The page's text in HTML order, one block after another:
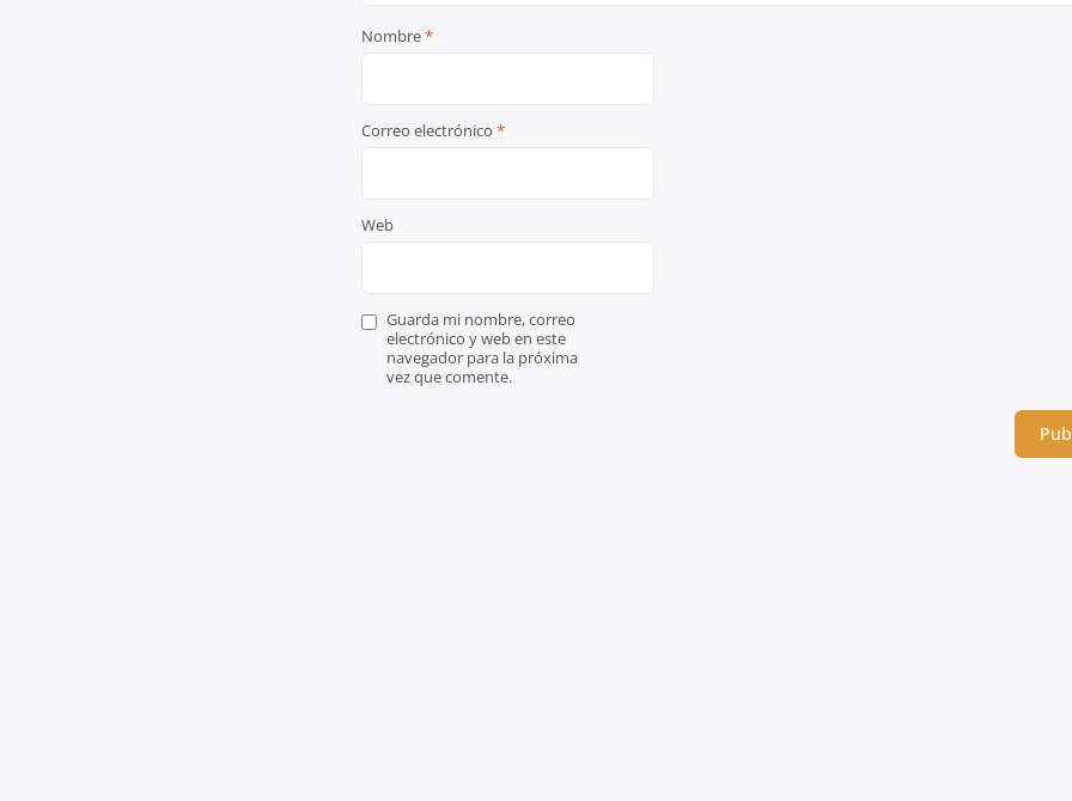
Nombre*
Correo electrónico *
Web
Guarda mi nombre, correo
electrónico y web en este
navegador para la próxima
vez que comente.